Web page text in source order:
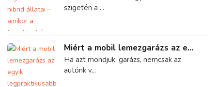
szigetén a ...
Miért a mobil lemezgarázs az e...
Ha azt mondjuk, garázs, nemcsak az
autónk v...